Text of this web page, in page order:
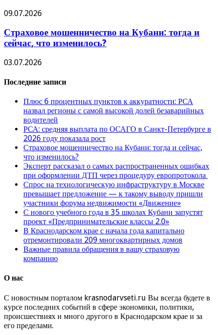
09.07.2026
Страховое мошенничество на Кубани: тогда и
сейчас, что изменилось?
03.07.2026
Последние записи
Плюс 6 процентных пунктов к аккуратности: РСА
назвал регионы с самой высокой долей безаварийных
водителей
РСА: средняя выплата по ОСАГО в Санкт-Петербурге в
2026 году показала рост
Страховое мошенничество на Кубани: тогда и сейчас,
что изменилось?
Эксперт рассказал о самых распространенных ошибках
при оформлении ДТП через процедуру европротокола
Спрос на технологическую инфраструктуру в Москве
превышает предложение — к такому выводу пришли
участники форума недвижимости «Движение»
С нового учебного года в 35 школах Кубани запустят
проект «Предпринимательские классы 2.0»
В Краснодарском крае с начала года капитально
отремонтировали 209 многоквартирных домов
Важные правила обращения в вашу страховую
компанию
О нас
С новостным порталом krasnodarvseti.ru Вы всегда будете в
курсе последних событий в сфере экономики, политики,
происшествиях и много другого в Краснодарском крае и за
его пределами.